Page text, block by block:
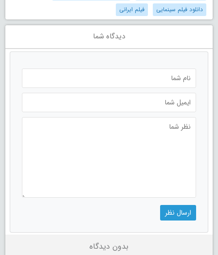
دانلود فیلم سینمایی
فیلم ایرانی
دیدگاه شما
بدون دیدگاه